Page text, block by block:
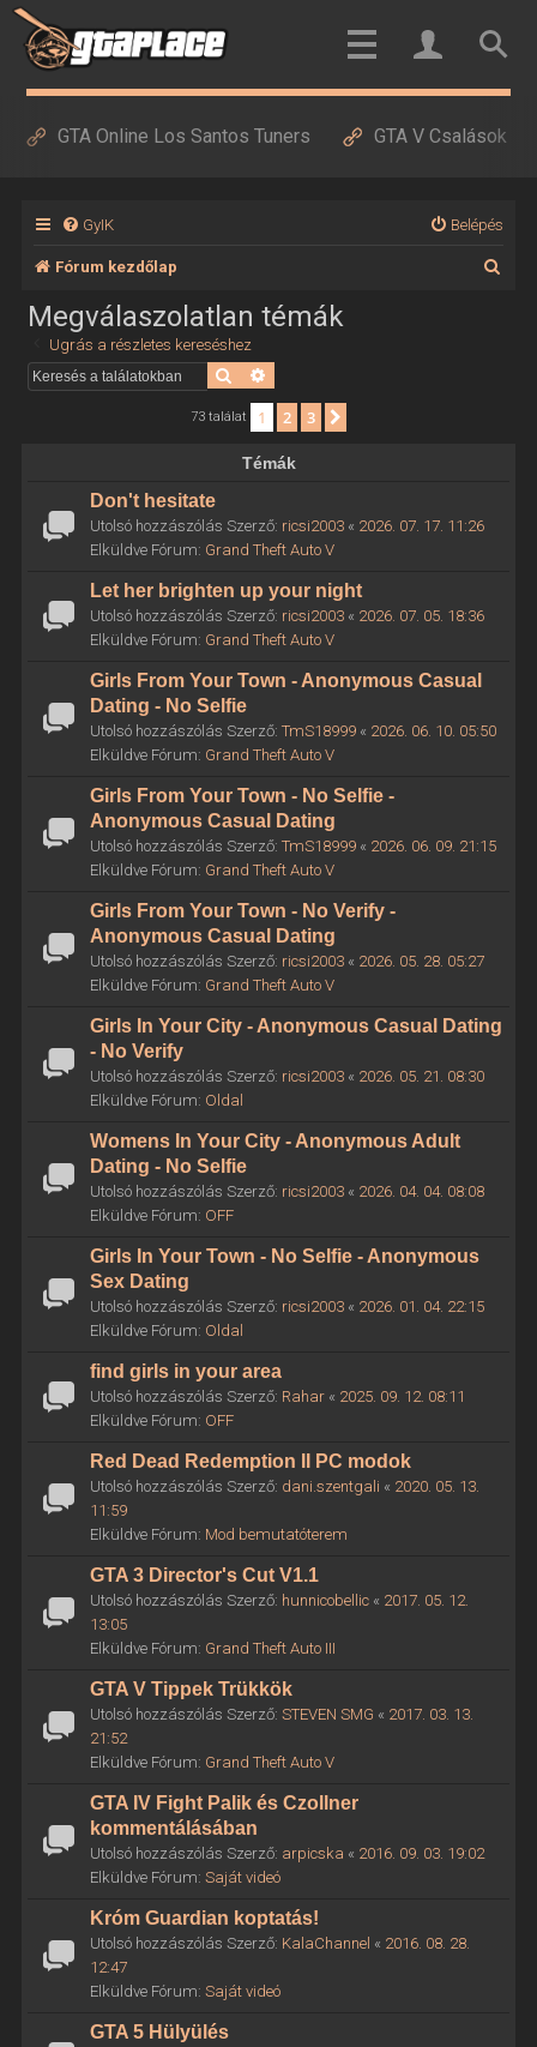
GTA Online Los Santos Tuners GTA V Csalások
GyIK Belépés
Fórum kezdőlap
Megválaszolatlan témák
Ugrás a részletes kereséshez
Keresés
73 találat 1 2 3
Témák
Don't hesitate
Utolsó hozzászólás Szerző: ricsi2003« 2026. 07. 17. 11:26
Elküldve Fórum: Grand Theft Auto V
Let her brighten up your night
Utolsó hozzászólás Szerző: ricsi2003« 2026. 07. 05. 18:36
Elküldve Fórum: Grand Theft Auto V
Girls From Your Town - Anonymous Casual
Dating - No Selfie
Utolsó hozzászólás Szerző: TmS18999« 2026. 06. 10. 05:50
Elküldve Fórum: Grand Theft Auto V
Girls From Your Town - No Selfie -
Anonymous Casual Dating
Utolsó hozzászólás Szerző: TmS18999« 2026. 06. 09. 21:15
Elküldve Fórum: Grand Theft Auto V
Girls From Your Town - No Verify -
Anonymous Casual Dating
Utolsó hozzászólás Szerző: ricsi2003« 2026. 05. 28. 05:27
Elküldve Fórum: Grand Theft Auto V
Girls In Your City - Anonymous Casual Dating
- No Verify
Utolsó hozzászólás Szerző: ricsi2003« 2026. 05. 21. 08:30
Elküldve Fórum: Oldal
Womens In Your City - Anonymous Adult
Dating - No Selfie
Utolsó hozzászólás Szerző: ricsi2003« 2026. 04. 04. 08:08
Elküldve Fórum: OFF
Girls In Your Town - No Selfie - Anonymous
Sex Dating
Utolsó hozzászólás Szerző: ricsi2003« 2026. 01. 04. 22:15
Elküldve Fórum: Oldal
find girls in your area
Utolsó hozzászólás Szerző: Rahar« 2025. 09. 12. 08:11
Elküldve Fórum: OFF
Red Dead Redemption II PC modok
Utolsó hozzászólás Szerző: dani.szentgali « 2020. 05. 13.
11:59
Elküldve Fórum: Mod bemutatóterem
GTA 3 Director's Cut V1.1
Utolsó hozzászólás Szerző: hunnicobellic« 2017. 05. 12.
13:05
Elküldve Fórum: Grand Theft Auto III
GTA V Tippek Trükkök
Utolsó hozzászólás Szerző: STEVEN SMG « 2017. 03. 13.
21:52
Elküldve Fórum: Grand Theft Auto V
GTA IV Fight Palik és Czollner
kommentálásában
Utolsó hozzászólás Szerző: arpicska « 2016. 09. 03. 19:02
Elküldve Fórum: Saját videó
Króm Guardian koptatás!
Utolsó hozzászólás Szerző: KalaChannel « 2016. 08. 28.
12:47
Elküldve Fórum: Saját videó
GTA 5 Hülyülés